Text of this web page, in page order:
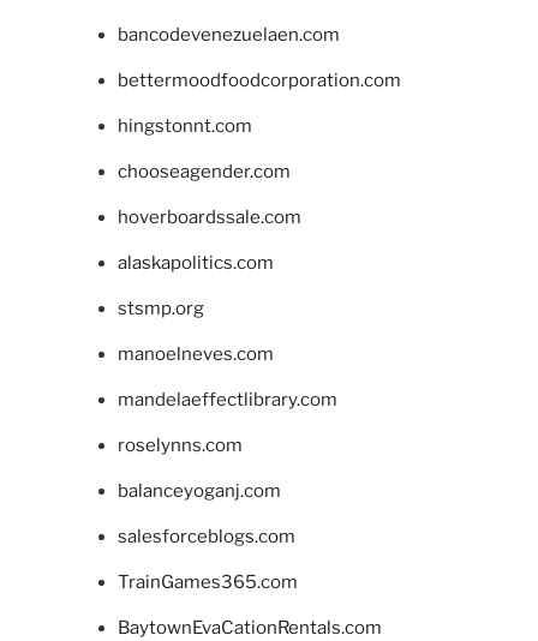
bancodevenezuelaen.com
bettermoodfoodcorporation.com
hingstonnt.com
chooseagender.com
hoverboardssale.com
alaskapolitics.com
stsmp.org
manoelneves.com
mandelaeffectlibrary.com
roselynns.com
balanceyoganj.com
salesforceblogs.com
TrainGames365.com
BaytownEvaCationRentals.com